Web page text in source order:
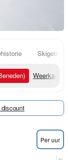
Skigebied
Per uur